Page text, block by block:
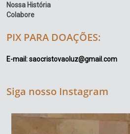
Nossa História
Colabore
PIX PARA DOAÇÕES:
E-mail: saocristovaoluz@gmail.com
Siga nosso Instagram